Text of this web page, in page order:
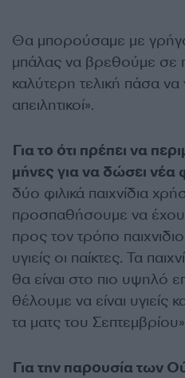
Θα μπορούσαμε με
μπάλας να βρεθούμε σε
καλύτερη τελική πάσα να
απειλητικοί».
Για το ότι πρέπει να
μήνες για να δώσει νέα
δύο φιλικά παιχνίδια
προσπαθήσουμε να
προς τον τρόπο
υγιείς οι παίκτες. Τα
θα είναι στο πιο υψηλό
θέλουμε να είναι υγιείς
τα ματς του
Για την παρουσία των